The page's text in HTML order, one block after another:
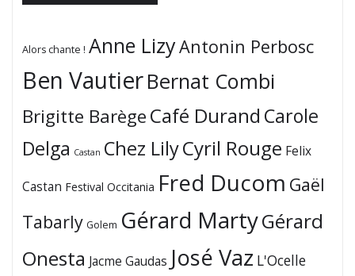
Alors chante ! Anne LizyAntonin Perbosc
Ben VautierBernat Combi
Brigitte BarègeCafé Durand Carole
Delga Castan Chez LilyCyril Rouge Felix
Castan Festival Occitania Fred Ducom Gaël
Tabarly Golem Gérard MartyGérard
Onesta Jacme Gaudas José Vaz L'Ocelle